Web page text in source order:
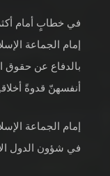
إمام الجماعة
بالدفاع عن حقوق
أنفسهنّ قدوةً
إمام الجماعة
في شؤون الدول